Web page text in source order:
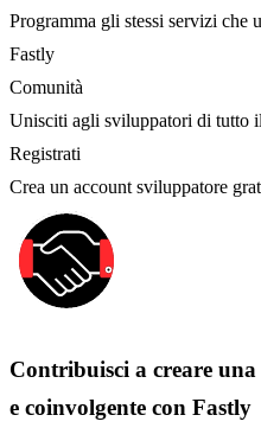
Programma gli stessi servizi che
Fastly
Comunità
Unisciti agli sviluppatori di tutto
Registrati
Crea un account sviluppatore
Contribuisci a creare
e coinvolgente con Fastly